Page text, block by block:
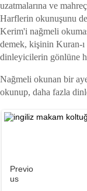
uzatmalarına ve
Harflerin okunuşunu
Kerim'i nağmeli
demek, kişinin Kuran-
dinleyicilerin gönlüne
Nağmeli okunan bir
okunup, daha fazla
Previo
us